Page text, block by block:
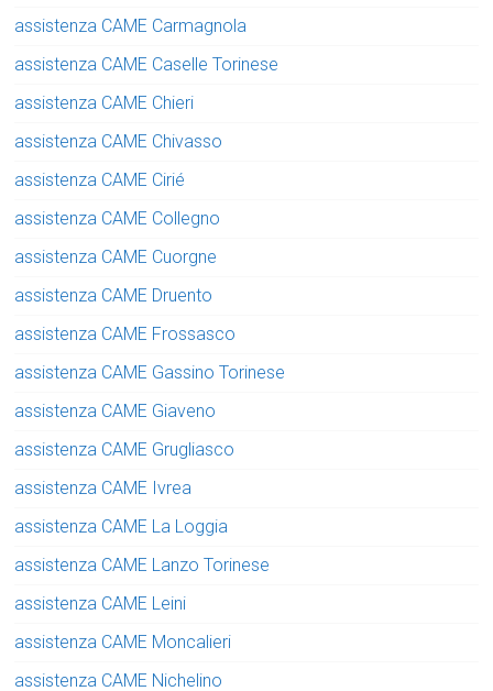
assistenza CAME Carmagnola
assistenza CAME Caselle Torinese
assistenza CAME Chieri
assistenza CAME Chivasso
assistenza CAME Cirié
assistenza CAME Collegno
assistenza CAME Cuorgne
assistenza CAME Druento
assistenza CAME Frossasco
assistenza CAME Gassino Torinese
assistenza CAME Giaveno
assistenza CAME Grugliasco
assistenza CAME Ivrea
assistenza CAME La Loggia
assistenza CAME Lanzo Torinese
assistenza CAME Leini
assistenza CAME Moncalieri
assistenza CAME Nichelino